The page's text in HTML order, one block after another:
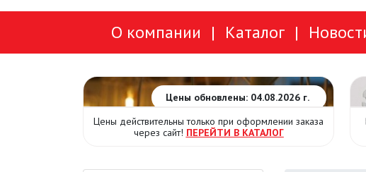
О компании | Каталог |
Цены обновлены: 04.08.2026 г.
Цены действительны только при оформлении заказа
через сайт! ПЕРЕЙТИ В КАТАЛОГ